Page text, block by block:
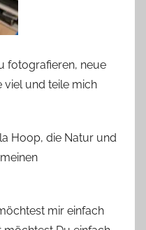
fotografieren, neue
viel und teile mich
Hoop, die Natur und
mir einfach